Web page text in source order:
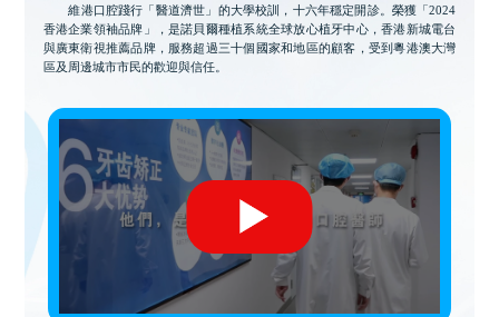
維港口腔踐行「醫道濟世」的大學校訓，十六年穩定開診。榮獲「2024
香港企業領袖品牌」，是諾貝爾種植系統全球放心植牙中心，香港新城電台
與廣東衛視推薦品牌，服務超過三十個國家和地區的顧客，受到粵港澳大灣
區及周邊城市市民的歡迎與信任。